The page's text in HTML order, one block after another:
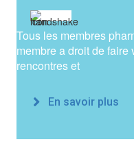
Tous les membres
membre a droit de
rencontres et
En savoir plus